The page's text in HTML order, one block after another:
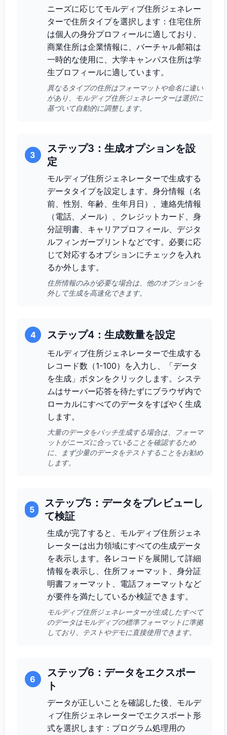
ニーズに応じてモルディブ住所ジェネレー
ターで住所タイプを選択します：住宅住所
は個人の身分プロフィールに適しており、
商業住所は企業情報に、バーチャル邮箱は
一時的な使用に、大学キャンパス住所は学
生プロフィールに適しています。
異なるタイプの住所はフォーマットや命名に違い
があり、モルディブ住所ジェネレーターは選択に
基づいて自動的に調整します。
3
ステップ3：生成オプションを設
定
モルディブ住所ジェネレーターで生成する
データタイプを設定します。身分情報（名
前、性別、年齢、生年月日）、連絡先情報
（電話、メール）、クレジットカード、身
分証明書、キャリアプロフィール、デジタ
ルフィンガープリントなどです。必要に応
じて対応するオプションにチェックを入れ
るか外します。
住所情報のみが必要な場合は、他のオプションを
外して生成を高速化できます。
4 ステップ4：生成数量を設定
モルディブ住所ジェネレーターで生成する
レコード数（1-100）を入力し、「データ
を生成」ボタンをクリックします。システ
ムはサーバー応答を待たずにブラウザ内で
ローカルにすべてのデータをすばやく生成
します。
大量のデータをバッチ生成する場合は、フォーマ
ットがニーズに合っていることを確認するため
に、まず少量のデータをテストすることをお勧め
します。
5
ステップ5：データをプレビューし
て検証
生成が完了すると、モルディブ住所ジェネ
レーターは出力領域にすべての生成データ
を表示します。各レコードを展開して詳細
情報を表示し、住所フォーマット、身分証
明書フォーマット、電話フォーマットなど
が要件を満たしているか検証できます。
モルディブ住所ジェネレーターが生成したすべて
のデータはモルディブの標準フォーマットに準拠
しており、テストやデモに直接使用できます。
6
ステップ6：データをエクスポー
ト
データが正しいことを確認した後、モルデ
ィブ住所ジェネレーターでエクスポート形
式を選択します：プログラム処理用の